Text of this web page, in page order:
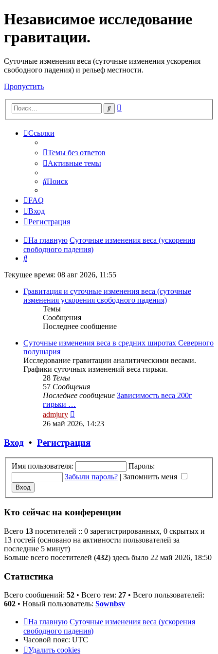
Независимое исследование
гравитации.
Cуточные изменения веса (суточные изменения ускорения
свободного падения) и рельеф местности.
Пропустить
Поиск
Ссылки
Темы без ответов
Активные темы
Поиск
FAQ
Вход
Регистрация
На главную Суточные изменения веса (ускорения
свободного падения)
Поиск
Текущее время: 08 авг 2026, 11:55
Гравитация и суточные изменения веса (суточные
изменения ускорения свободного падения)
Темы
Сообщения
Последнее сообщение
Суточные изменения веса в средних широтах Северного
полушария
Исследование гравитации аналитическими весами.
Графики суточных изменений веса гирьки.
28 Темы
57 Сообщения
Последнее сообщение Зависимость веса 200г
гирьки …
admjury
к
26 май 2026, 14:23
Вход • Регистрация
Имя пользователя:
Пароль:
Забыли пароль? | Запомнить меня
Кто сейчас на конференции
Всего 13 посетителей :: 0 зарегистрированных, 0 скрытых и
13 гостей (основано на активности пользователей за
последние 5 минут)
Больше всего посетителей (432) здесь было 22 май 2026, 18:50
Статистика
Всего сообщений: 52 • Всего тем: 27 • Всего пользователей:
602 • Новый пользователь: Sownbsv
На главную Суточные изменения веса (ускорения
свободного падения)
Часовой пояс: UTC
Удалить cookies